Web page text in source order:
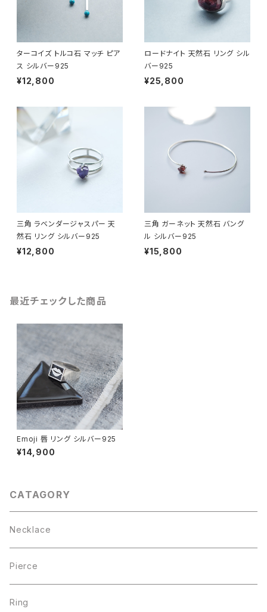
ターコイズ トルコ石 マッチ ピア
ス シルバー925
¥12,800
ロードナイト 天然石 リング シル
バー925
¥25,800
三角 ラベンダージャスパー 天
然石 リング シルバー925
¥12,800
三角 ガーネット 天然石 バング
ル シルバー925
¥15,800
最近チェックした商品
Emoji 唇 リング シルバー925
¥14,900
CATAGORY
Necklace
Pierce
Ring